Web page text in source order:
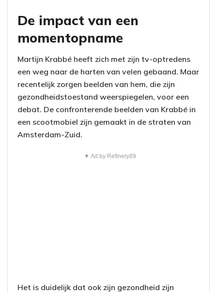
De impact van een
momentopname
Martijn Krabbé heeft zich met zijn tv-optredens
een weg naar de harten van velen gebaand. Maar
recentelijk zorgen beelden van hem, die zijn
gezondheidstoestand weerspiegelen, voor een
debat. De confronterende beelden van Krabbé in
een scootmobiel zijn gemaakt in de straten van
Amsterdam-Zuid.
▼ Ad by Refinery89
Het is duidelijk dat ook zijn gezondheid zijn